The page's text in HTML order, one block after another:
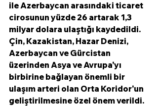
ile Azerbaycan arasındaki ticaret
cirosunun yüzde 26 artarak 1,3
milyar dolara ulaştığı kaydedildi.
Çin, Kazakistan, Hazar Denizi,
Azerbaycan ve Gürcistan
üzerinden Asya ve Avrupa'yı
birbirine bağlayan önemli bir
ulaşım arteri olan Orta Koridor'un
geliştirilmesine özel önem verildi.